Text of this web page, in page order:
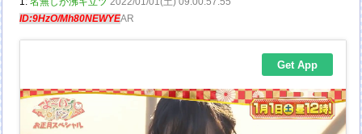
ID:9HzO/Mh80NEWYEAR